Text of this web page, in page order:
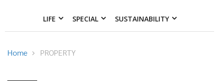
LIFE SPECIAL SUSTAINABILITY
Home PROPERTY